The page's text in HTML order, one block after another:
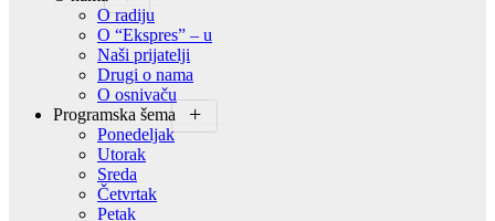
O radiju
O “Ekspres” – u
Naši prijatelji
Drugi o nama
O osnivaču
Programska šema
Ponedeljak
Utorak
Sreda
Četvrtak
Petak